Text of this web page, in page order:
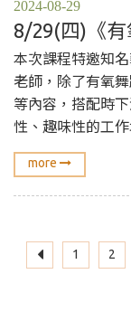
2024-08-29
8/29(四)《
本次課程特邀知
老師，除了有氧
等內容，搭配時
性、趣味性的工作
more
1 2